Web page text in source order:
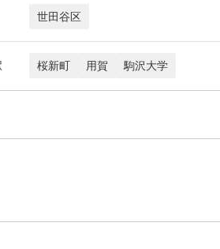
世田谷区
桜新町 用賀 駒沢大学